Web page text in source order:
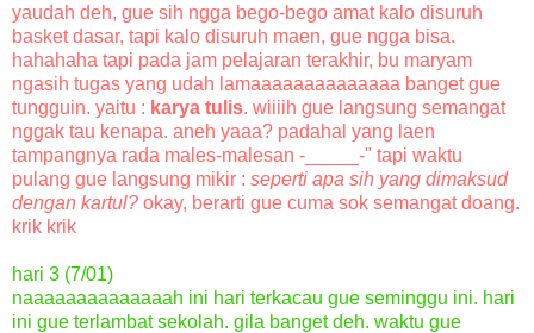
yaudah deh, gue sih ngga bego-bego amat kalo disuruh
basket dasar, tapi kalo disuruh maen, gue ngga bisa.
hahahaha tapi pada jam pelajaran terakhir, bu maryam
ngasih tugas yang udah lamaaaaaaaaaaaaaa banget gue
tungguin. yaitu : karya tulis. wiiiih gue langsung semangat
nggak tau kenapa. aneh yaaa? padahal yang laen
tampangnya rada males-malesan -_____-" tapi waktu
pulang gue langsung mikir : seperti apa sih yang dimaksud
dengan kartul? okay, berarti gue cuma sok semangat doang.
krik krik
hari 3 (7/01)
naaaaaaaaaaaaaah ini hari terkacau gue seminggu ini. hari
ini gue terlambat sekolah. gila banget deh. waktu gue